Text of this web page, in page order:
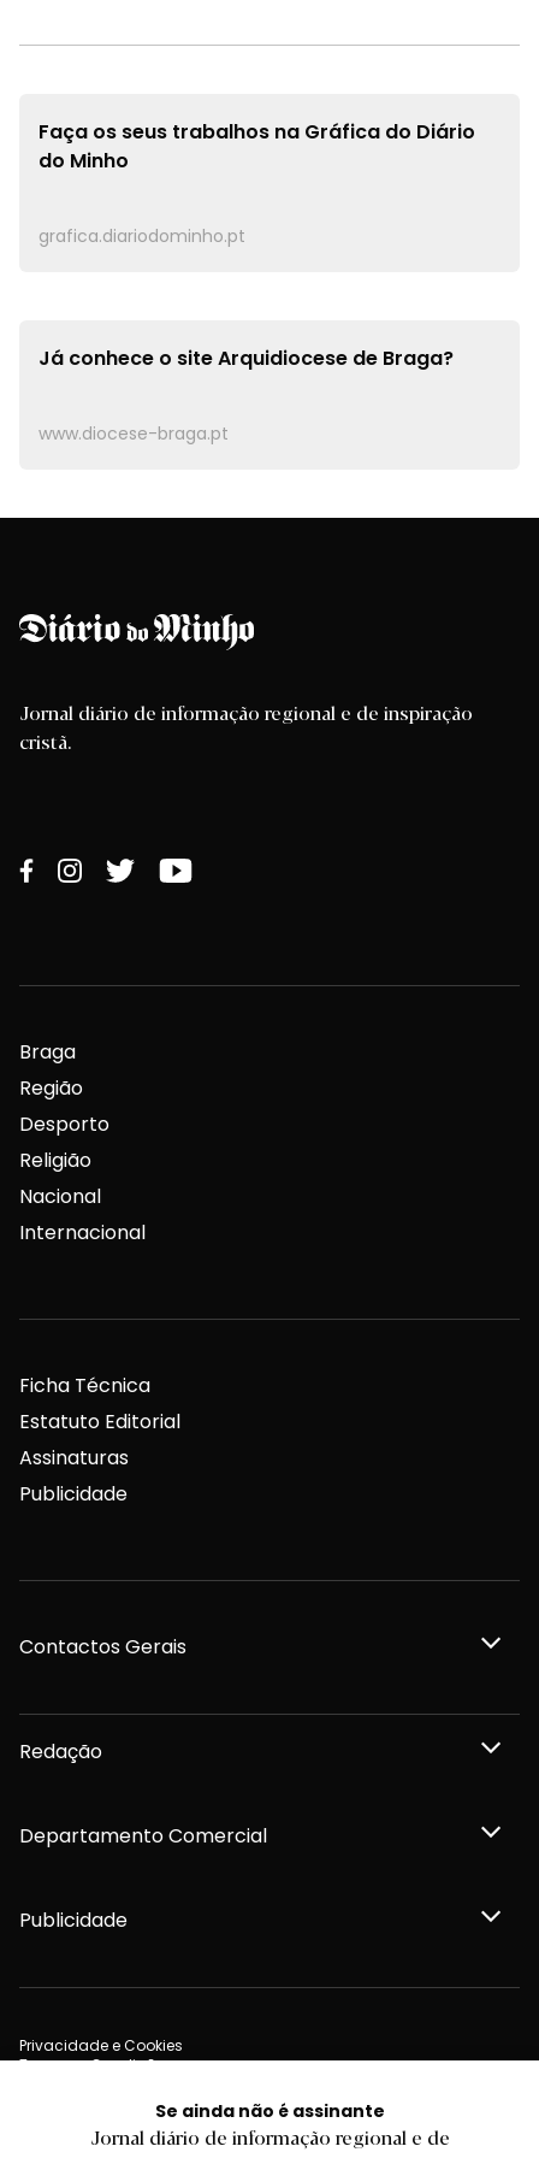
Faça os seus trabalhos na Gráfica do Diário
do Minho
grafica.diariodominho.pt
Já conhece o siteArquidiocese de Braga?
www.diocese-braga.pt
Se ainda não é assinante
Jornal diário de informação regional e de
Jornal diário de informação regional e de inspiração
cristã.
Braga
Região
Desporto
Religião
Nacional
Internacional
Ficha Técnica
Estatuto Editorial
Assinaturas
Publicidade
Contactos Gerais
Redação
Departamento Comercial
Publicidade
Privacidade e Cookies
Termos e Condições
Política de Confidencialidade
for tomorrow byLKCOM